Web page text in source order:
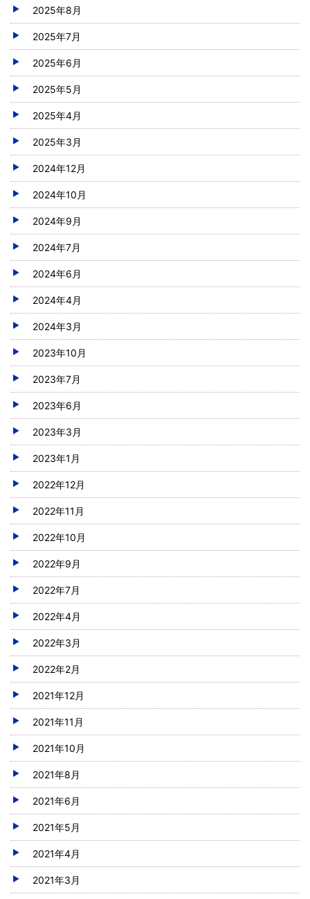
2025年8月
2025年7月
2025年6月
2025年5月
2025年4月
2025年3月
2024年12月
2024年10月
2024年9月
2024年7月
2024年6月
2024年4月
2024年3月
2023年10月
2023年7月
2023年6月
2023年3月
2023年1月
2022年12月
2022年11月
2022年10月
2022年9月
2022年7月
2022年4月
2022年3月
2022年2月
2021年12月
2021年11月
2021年10月
2021年8月
2021年6月
2021年5月
2021年4月
2021年3月